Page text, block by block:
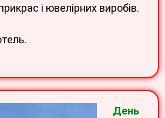
і ювелірних виробів.
День